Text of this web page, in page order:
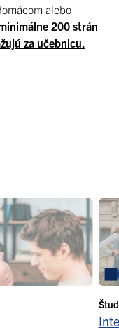
alebo
200 strán
za učebnicu.